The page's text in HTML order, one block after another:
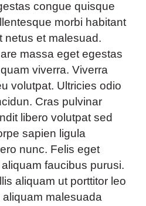
congue quisque
morbi habitant
netus et malesuad.
massa eget egestas
viverra. Viverra
volutpat. Ultricies odio
Cras pulvinar
libero volutpat sed
sapien ligula
nunc. Felis eget
faucibus purusi.
aliquam ut porttitor leo
malesuada